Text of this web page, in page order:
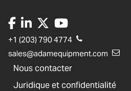
+1 (203) 790 4774
sales@adamequipment.com
Nous contacter
Juridique et confidentialité